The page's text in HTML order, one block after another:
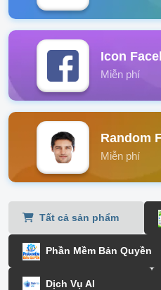
Icon
Miễn phí
Random
Miễn phí
Tất cả sản phẩm
Phần Mềm Bản Quyền
Dịch Vụ AI